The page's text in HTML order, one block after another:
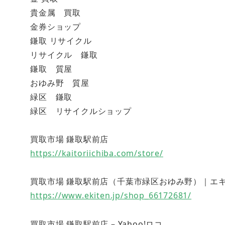
貴金属 買取
金券ショップ
鎌取 リサイクル
リサイクル 鎌取
鎌取 質屋
おゆみ野 質屋
緑区 鎌取
緑区 リサイクルショップ
買取市場 鎌取駅前店
https://kaitoriichiba.com/store/
買取市場 鎌取駅前店（千葉市緑区おゆみ野）｜
https://www.ekiten.jp/shop_66172681/